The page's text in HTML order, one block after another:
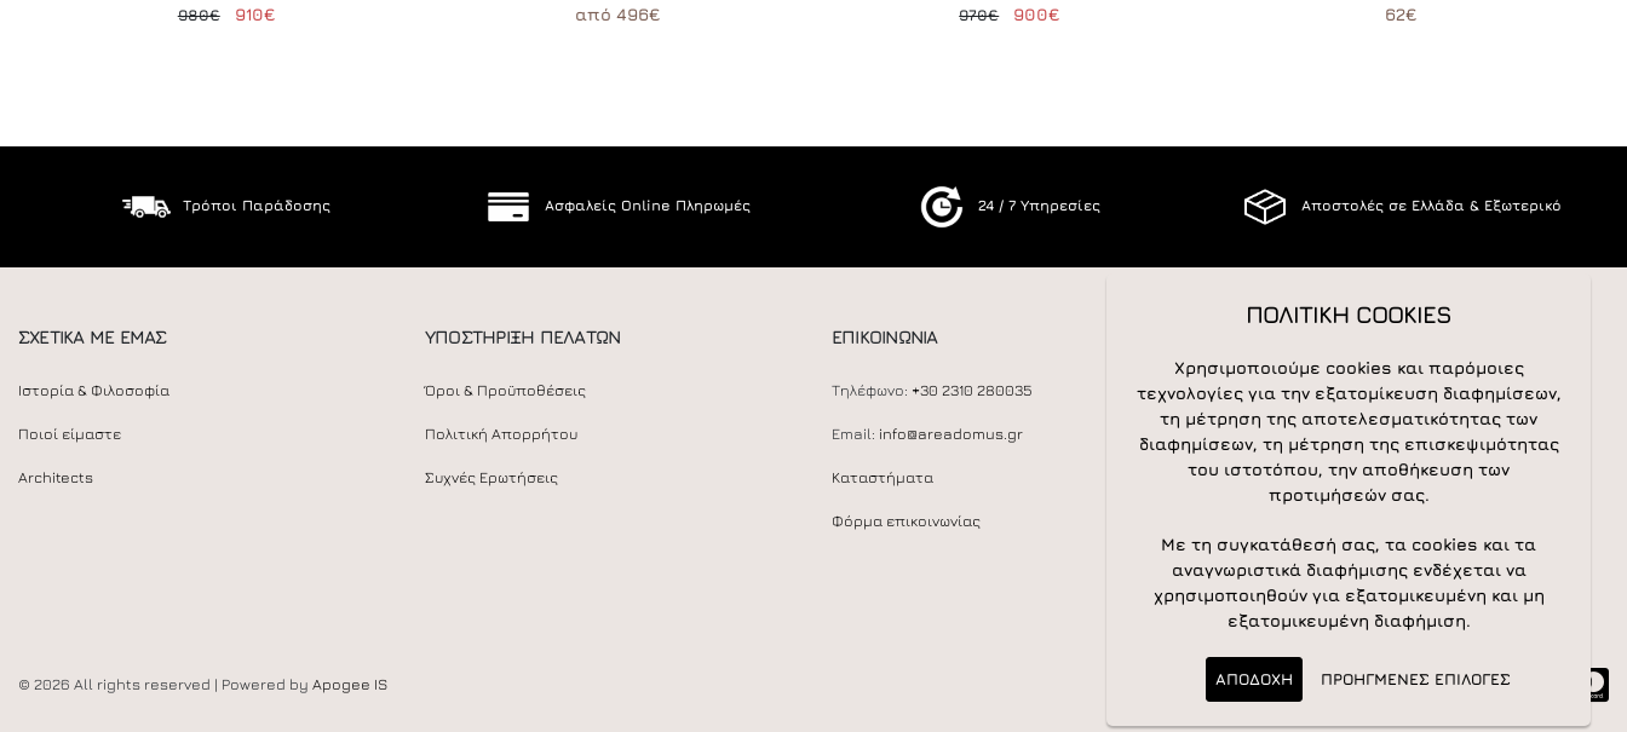
980€ 910€ από 496€ 970€ 900€ 62€
Τρόποι Παράδοσης Ασφαλείς Online Πληρωμές 24 / 7 Υπηρεσίες Αποστολές σε Ελλάδα & Εξωτερικό
ΣΧΕΤΙΚΑ ΜΕ ΕΜΑΣ
Ιστορία & Φιλοσοφία
Ποιοί είμαστε
Architects
ΥΠΟΣΤΗΡΙΞΗ ΠΕΛΑΤΩΝ
Όροι & Προϋποθέσεις
Πολιτική Απορρήτου
Συχνές Ερωτήσεις
ΕΠΙΚΟΙΝΩΝΙΑ
Τηλέφωνο: +30 2310 280035
Email: info@areadomus.gr
Καταστήματα
Φόρμα επικοινωνίας
NEWSLETTER
Newsletter
© 2026 All rights reserved | Powered by Apogee IS
ΠΟΛΙΤΙΚΗ COOKIES
Χρησιμοποιούμε cookies και παρόμοιες
τεχνολογίες για την εξατομίκευση διαφημίσεων,
τη μέτρηση της αποτελεσματικότητας των
διαφημίσεων, τη μέτρηση της επισκεψιμότητας
του ιστοτόπου, την αποθήκευση των
προτιμήσεών σας.
Με τη συγκατάθεσή σας, τα cookies και τα
αναγνωριστικά διαφήμισης ενδέχεται να
χρησιμοποιηθούν για εξατομικευμένη και μη
εξατομικευμένη διαφήμιση.
ΑΠΟΔΟΧΗ ΠΡΟΗΓΜΕΝΕΣ ΕΠΙΛΟΓΕΣ